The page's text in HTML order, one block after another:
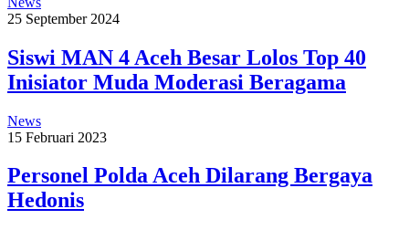
25 September 2024
Siswi MAN 4 Aceh Besar Lolos Top 40
Inisiator Muda Moderasi Beragama
News
15 Februari 2023
Personel Polda Aceh Dilarang Bergaya
Hedonis